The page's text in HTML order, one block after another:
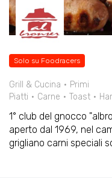
Solo su Foodracers
Grill & Cucina
Primi
Piatti
Carne Toast
1° club del gnocco
aperto dal 1969, nel
grigliano carni speciali